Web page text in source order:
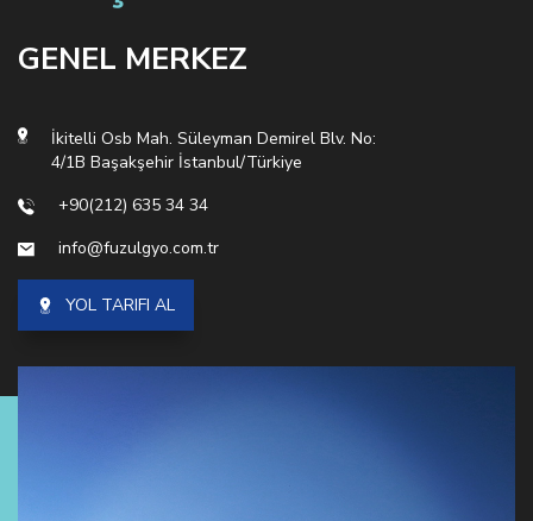
GENEL MERKEZ
İkitelli Osb Mah. Süleyman Demirel Blv. No:
4/1BBaşakşehir İstanbul/Türkiye
+90(212) 635 34 34
info@fuzulgyo.com.tr
YOL TARIFI AL